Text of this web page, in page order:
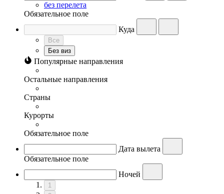
без перелета
Обязательное поле
Куда
Все
Без виз
Популярные направления
Остальные направления
Страны
Курорты
Обязательное поле
Дата вылета
Обязательное поле
Ночей
1